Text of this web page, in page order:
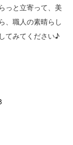
っと立寄って、美
、職人の素晴らし
てみてください♪